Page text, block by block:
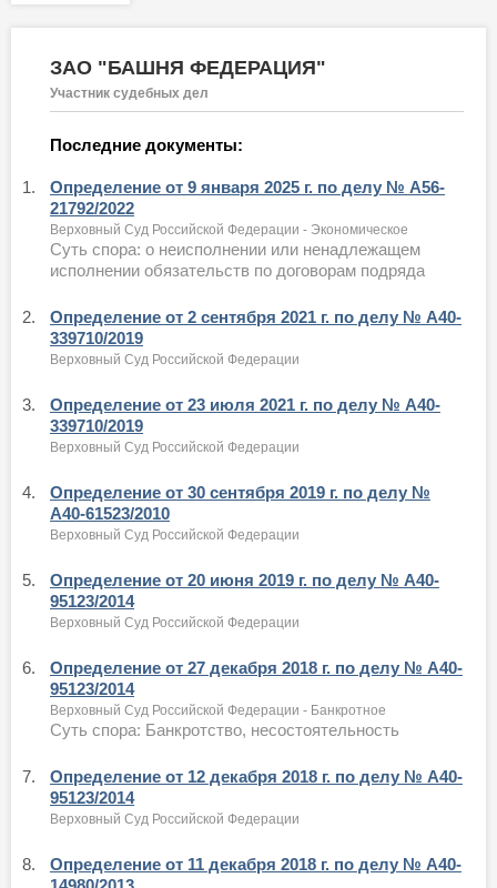
ЗАО "БАШНЯ ФЕДЕРАЦИЯ"
Участник судебных дел
Последние документы:
1.
Определение от 9 января 2025 г. по делу № А56-
21792/2022
Верховный Суд Российской Федерации - Экономическое
Суть спора: о неисполнении или ненадлежащем
исполнении обязательств по договорам подряда
2.
Определение от 2 сентября 2021 г. по делу № А40-
339710/2019
Верховный Суд Российской Федерации
3.
Определение от 23 июля 2021 г. по делу № А40-
339710/2019
Верховный Суд Российской Федерации
4.
Определение от 30 сентября 2019 г. по делу №
А40-61523/2010
Верховный Суд Российской Федерации
5.
Определение от 20 июня 2019 г. по делу № А40-
95123/2014
Верховный Суд Российской Федерации
6.
Определение от 27 декабря 2018 г. по делу № А40-
95123/2014
Верховный Суд Российской Федерации - Банкротное
Суть спора: Банкротство, несостоятельность
7.
Определение от 12 декабря 2018 г. по делу № А40-
95123/2014
Верховный Суд Российской Федерации
8.
Определение от 11 декабря 2018 г. по делу № А40-